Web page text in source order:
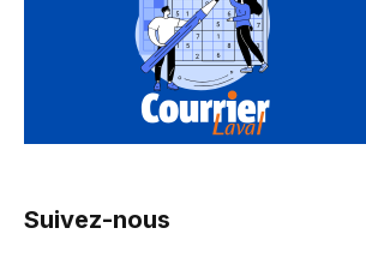
Suivez-nous